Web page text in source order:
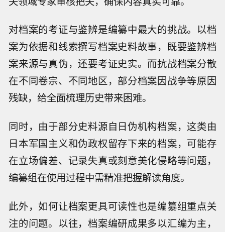
对档案的考证与鉴辨是编纂中最大的挑战。以档
案为依据和线索撰写档案史料故事，既要鉴辨档
案来源与真伪，还要考证史实。而抗战档案分散
在不同卷宗、不同地区，部分档案因战争等原因
残缺，给全面梳理历史带来困难。
同时，由于部分史料源自日伪机构档案，这类由
日本军国主义和伪政权留存下来的档案，可能存
在立场偏差、记录失真或刻意美化侵略等问题，
编纂组在使用过程中需精准把握解读角度。
此外，如何让档案更具可读性也是编纂组重点关
注的问题。以往，档案编研成果多以汇编为主，